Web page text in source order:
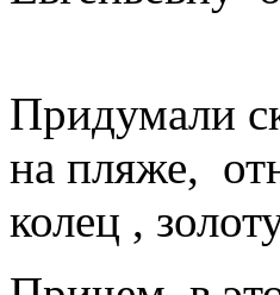
Придумали
на пляже,
колец ,